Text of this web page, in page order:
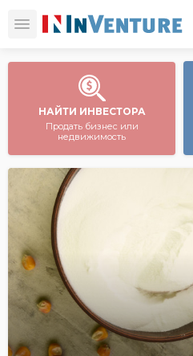
НАЙТИ ИНВЕСТОРА
Продать бизнес или
недвижимость